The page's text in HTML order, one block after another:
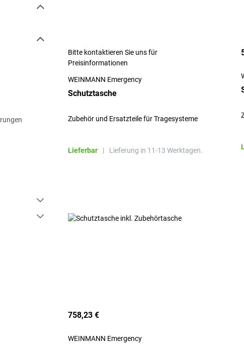
Bitte kontaktieren Sie uns für
Preisinformationen
WEINMANN Emergency
Schutztasche
Zubehör und Ersatzteile für Tragesysteme
Lieferbar | Lieferung in 11-13 Werktagen.
758,23 €
WEINMANN Emergency